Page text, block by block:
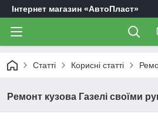
Інтернет магазин «АвтоПласт»
Статті Корисні статті
Ремонт кузова Газелі своїми